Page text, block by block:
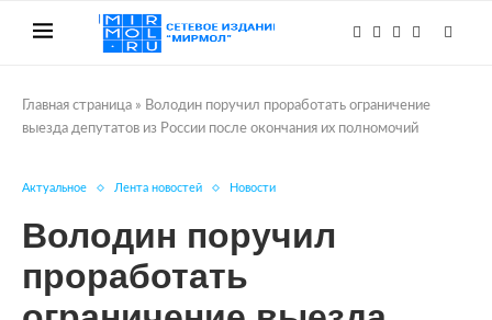
Главная страница » Володин поручил проработать ограничение
выезда депутатов из России после окончания их полномочий
Актуальное Лента новостей Новости
Володин поручил
проработать